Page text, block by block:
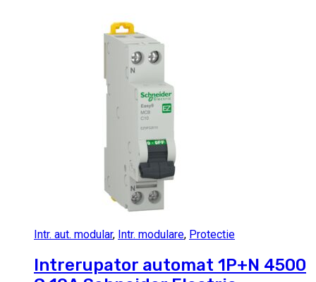
Intr. aut. modular, Intr. modulare, Protectie
Intrerupator automat 1P+N 4500